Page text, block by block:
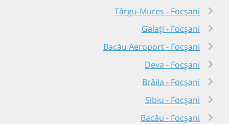
Târgu-Mureș - Focșani
Galați - Focșani
Bacău Aeroport - Focșani
Deva - Focșani
Brăila - Focșani
Sibiu - Focșani
Bacău - Focșani